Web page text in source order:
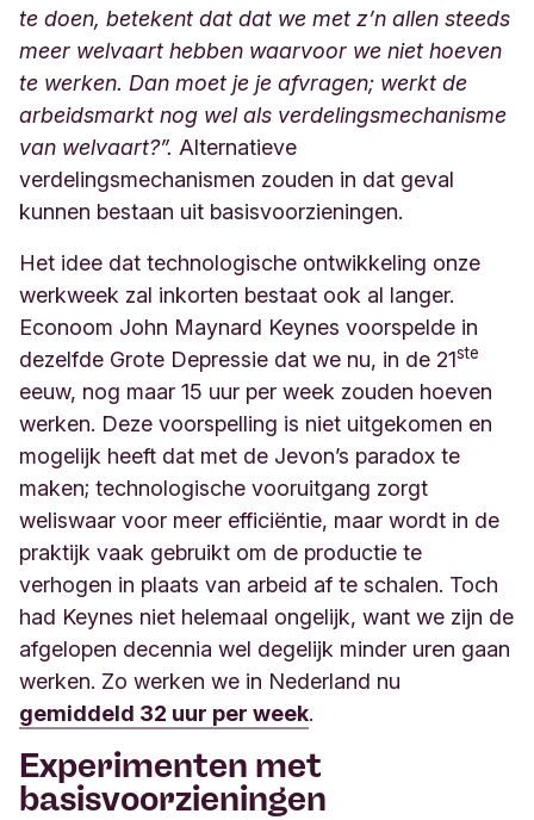
te doen, betekent dat dat we met z’n allen steeds
meer welvaart hebben waarvoor we niet hoeven
te werken. Dan moet je je afvragen; werkt de
arbeidsmarkt nog wel als verdelingsmechanisme
van welvaart?”. Alternatieve
verdelingsmechanismen zouden in dat geval
kunnen bestaan uit basisvoorzieningen.
Het idee dat technologische ontwikkeling onze
werkweek zal inkorten bestaat ook al langer.
Econoom John Maynard Keynes voorspelde in
dezelfde Grote Depressie dat we nu, in de 21ste
eeuw, nog maar 15 uur per week zouden hoeven
werken. Deze voorspelling is niet uitgekomen en
mogelijk heeft dat met de Jevon’s paradox te
maken; technologische vooruitgang zorgt
weliswaar voor meer efficiëntie, maar wordt in de
praktijk vaak gebruikt om de productie te
verhogen in plaats van arbeid af te schalen. Toch
had Keynes niet helemaal ongelijk, want we zijn de
afgelopen decennia wel degelijk minder uren gaan
werken. Zo werken we in Nederland nu
gemiddeld 32 uur per week.
Experimenten met
basisvoorzieningen